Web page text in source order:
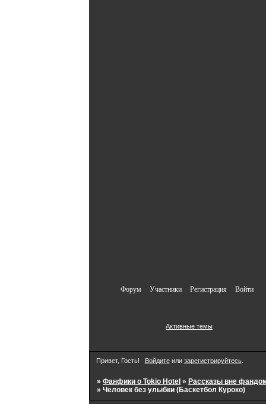
Форум Участники Регистрация Войти
Активные темы
Привет, Гость! Войдитеили зарегистрируйтесь.
»Фанфики о Tokio Hotel » Рассказы вне
»Человек без улыбки (Баскетбол Куроко)